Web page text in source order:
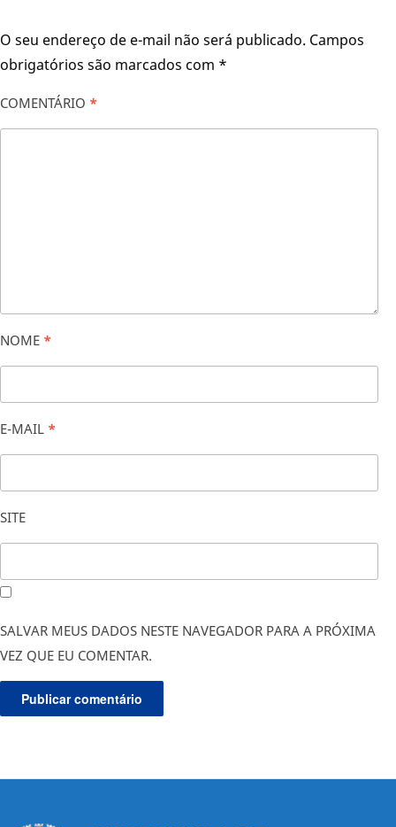
O seu endereço de e-mail não será publicado. Campos
obrigatórios são marcados com *
COMENTÁRIO *
NOME *
E-MAIL *
SITE
SALVAR MEUS DADOS NESTE NAVEGADOR PARA A PRÓXIMA
VEZ QUE EU COMENTAR.